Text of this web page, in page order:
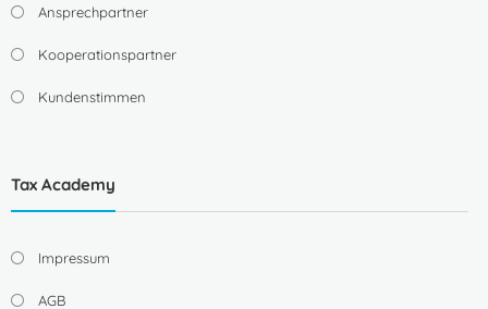
Ansprechpartner
Kooperationspartner
Kundenstimmen
Tax Academy
Impressum
AGB